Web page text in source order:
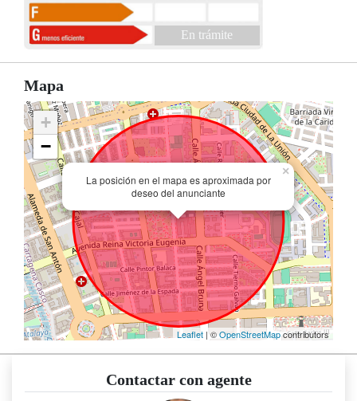
En trámite
Mapa
La posición en el mapa es aproximada por
deseo del anunciante
×
+
−
Leaflet | ©OpenStreetMapcontributors
Contactar con agente